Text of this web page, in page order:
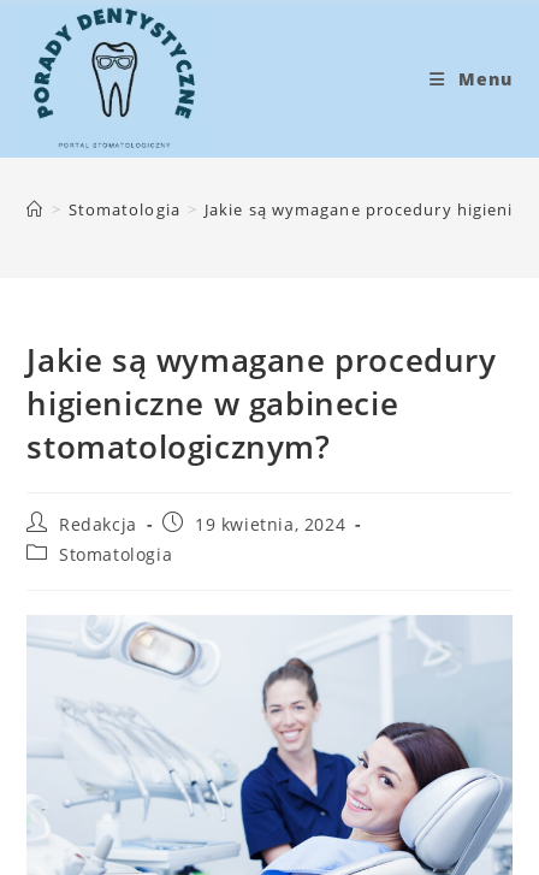
treści
Menu
> Stomatologia > Jakie są wymagane procedury
Jakie są wymagane procedury
higieniczne w gabinecie
stomatologicznym?
Post
author:
Redakcja
Post19 kwietnia, 2024
PostStomatologia